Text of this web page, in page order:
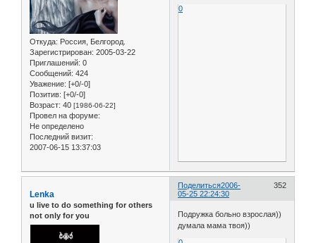
Откуда: Россия, Белгород.
Зарегистрирован: 2005-03-22
Приглашений: 0
Сообщений: 424
Уважение: [+0/-0]
Позитив: [+0/-0]
Возраст: 40 [1986-06-22]
Провел на форуме:
Не определено
Последний визит:
2007-06-15 13:37:03
0
Поделиться 352
2006-
05-25 22:24:30
Lenka
u live to do something for others
not only for you
Подружка больно взрослая))
думала мама твоя))